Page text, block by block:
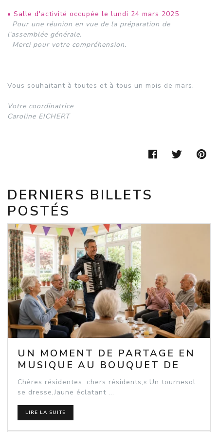
• Salle d'activité occupée le lundi 24 mars 2025
Pour une réunion en vue de la préparation de
l’assemblée générale.
Merci pour votre compréhension.
Vous souhaitant à toutes et à tous un mois de mars.
Votre coordinatrice
Caroline EICHERT
FACEBOOK
DERNIERS BILLETS
POSTÉS
UN MOMENT DE PARTAGE EN
MUSIQUE AU BOUQUET DE
SEEBACH
Chères résidentes, chers résidents,« Un tournesol
se dresse,Jaune éclatant ...
LIRE LA SUITE